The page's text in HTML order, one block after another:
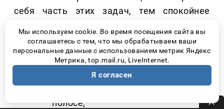
себя часть этих задач, тем спокойнее
Сегодня особенно полезными становятся:
Адаптивный круиз-контроль;
полосе;
Мы используем cookie. Во время посещения сайта вы
соглашаетесь с тем, что мы обрабатываем ваши
персональные данные с использованием метрик Яндекс
Метрика, top.mail.ru, LiveInternet.
Я согласен